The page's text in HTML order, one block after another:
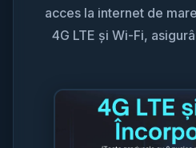
acces la internet de
4G LTE și Wi-Fi,